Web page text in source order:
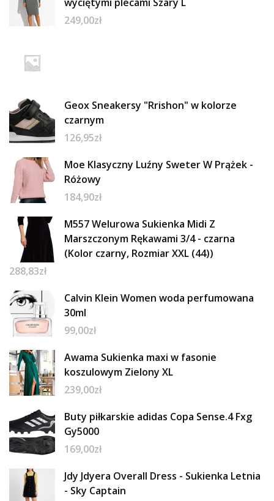
249,00zł
Geox Sneakersy "Rrishon" w kolorze
czarnym
126,95zł
Moe Klasyczny Luźny Sweter W Prążek -
Różowy
184,90zł
M557 Welurowa Sukienka Midi Z
Marszczonym Rękawami 3/4 - czarna
(Kolor czarny, Rozmiar XXL (44))
288,83zł
Calvin Klein Women woda perfumowana
30ml
99,00zł
Awama Sukienka maxi w fasonie
koszulowym Zielony XL
239,00zł
Buty piłkarskie adidas Copa Sense.4 Fxg
Gy5000
169,00zł
Jdy Jdyera Overall Dress - Sukienka Letnia
- Sky Captain